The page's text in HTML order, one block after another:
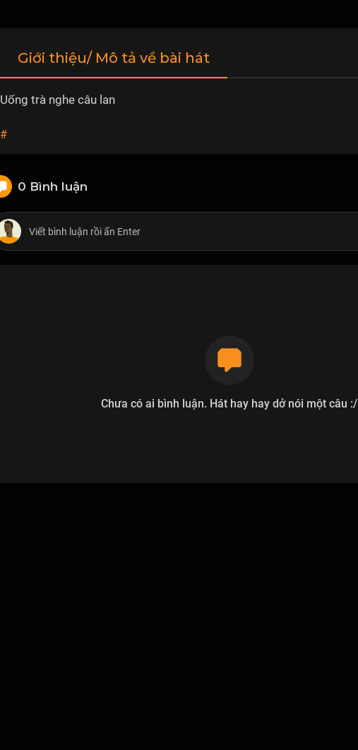
Giới thiệu/ Mô tả về bài hát
Uống trà nghe câu lan
#
0 Bình luận
Chưa có ai bình luận. Hát hay hay dở nói một câu :/